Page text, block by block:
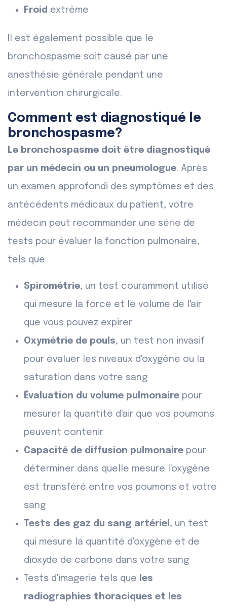
Froid extrême
Il est également possible que le
bronchospasme soit causé par une
anesthésie générale pendant une
intervention chirurgicale.
Comment est diagnostiqué le
bronchospasme?
Le bronchospasme doit être diagnostiqué
par un médecin ou un pneumologue. Après
un examen approfondi des symptômes et des
antécédents médicaux du patient, votre
médecin peut recommander une série de
tests pour évaluer la fonction pulmonaire,
tels que:
Spirométrie, un test couramment utilisé
qui mesure la force et le volume de l'air
que vous pouvez expirer
Oxymétrie de pouls, un test non invasif
pour évaluer les niveaux d'oxygène ou la
saturation dans votre sang
Évaluation du volume pulmonaire pour
mesurer la quantité d'air que vos poumons
peuvent contenir
Capacité de diffusion pulmonaire pour
déterminer dans quelle mesure l'oxygène
est transféré entre vos poumons et votre
sang
Tests des gaz du sang artériel , un test
qui mesure la quantité d'oxygène et de
dioxyde de carbone dans votre sang
Tests d'imagerie tels que
les
radiographies thoraciques et les